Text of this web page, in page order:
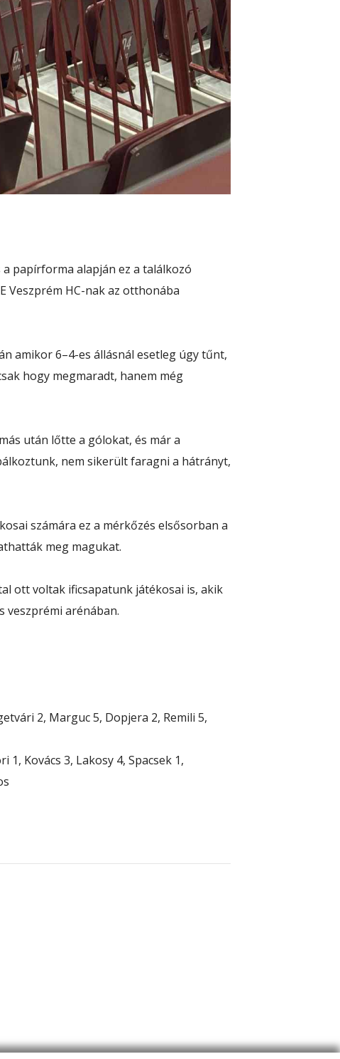
papírforma alapján ez a találkozó
Veszprém HC-nak az otthonába
amikor 6–4-es állásnál esetleg úgy tűnt,
hogy megmaradt, hanem még
után lőtte a gólokat, és már a
nem sikerült faragni a hátrányt,
számára ez a mérkőzés elsősorban a
meg magukat.
ott voltak ificsapatunk játékosai is, akik
veszprémi arénában.
2, Marguc 5, Dopjera 2, Remili 5,
Kovács 3, Lakosy 4, Spacsek 1,